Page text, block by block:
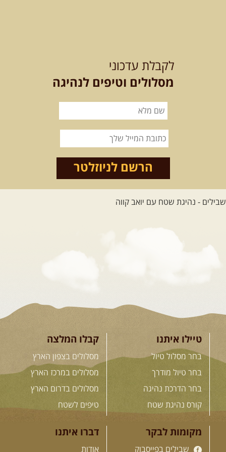
מסעות בעולם
קירגיסטאן – בעקבות הנוודים,
והמרגשות בעולם. קירגיסטאן היא לא ...
26.08-02.09.2026 - גאורגיה,
המגדלים של הקווקז
הקווקז הגבוה מחכה לכם: נתיבי שטח
מרהיבים, פסגות מושלגות, אירוח ...
[המשך]
בין רכס הקווקז הנמוך לגבוה, בין נהרות
שוצפים למעברי הרים ...
לכל המסעות בעולם
. הדרכות נהיגה .
לקבלת עדכוני
מסלולים וטיפים לנהיגה
הרשם לניוזלטר
טיילו איתנו
בחר מסלול טיול
בחר טיול מודרך
בחר הדרכת נהיגה
קורס נהיגת שטח
קבלו המלצה
מסלולים בצפון הארץ
מסלולים במרכז הארץ
מסלולים בדרום הארץ
טיפים לשטח
מקומות לבקר
שבילים בפייסבוק
דברו איתנו
אודות